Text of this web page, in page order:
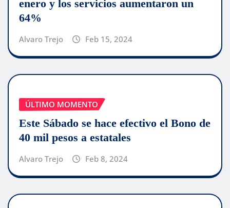
enero y los servicios aumentaron un
64%
Alvaro Trejo Feb 15, 2024
ÚLTIMO MOMENTO
Este Sábado se hace efectivo el Bono de
40 mil pesos a estatales
Alvaro Trejo Feb 8, 2024